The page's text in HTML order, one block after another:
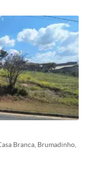
Branca, Brumadinho,